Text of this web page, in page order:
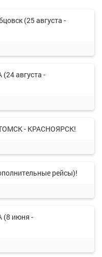
(25 августа -
августа -
- КРАСНОЯРСК!
рейсы)!
июня -